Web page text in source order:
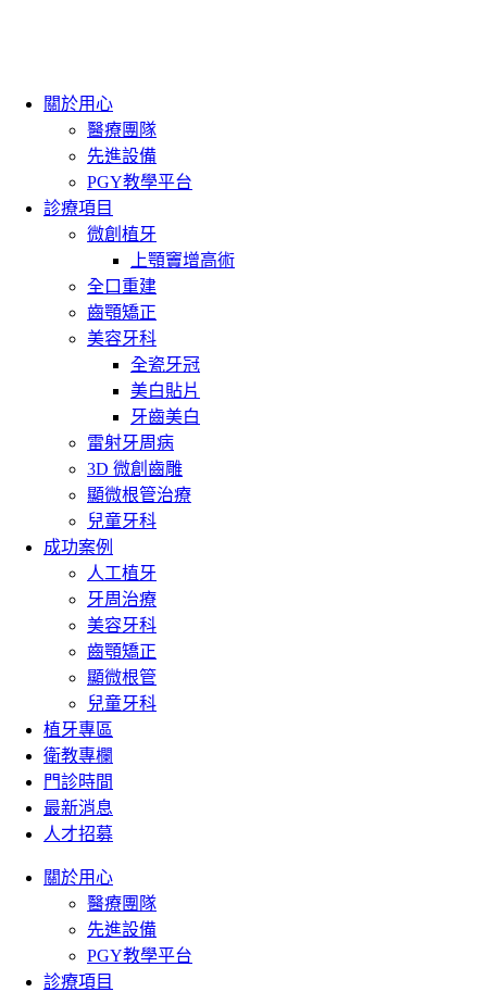
關於用心
醫療團隊
先進設備
PGY教學平台
診療項目
微創植牙
上顎竇增高術
全口重建
齒顎矯正
美容牙科
全瓷牙冠
美白貼片
牙齒美白
雷射牙周病
3D 微創齒雕
顯微根管治療
兒童牙科
成功案例
人工植牙
牙周治療
美容牙科
齒顎矯正
顯微根管
兒童牙科
植牙專區
衛教專欄
門診時間
最新消息
人才招募
關於用心
醫療團隊
先進設備
PGY教學平台
診療項目